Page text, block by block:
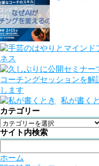
私が書く
カテゴリー
サイト内検索
ホーム